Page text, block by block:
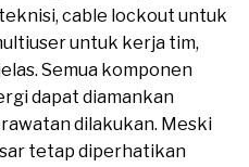
cable lockout untuk
untuk kerja tim,
Semua komponen
dapat diamankan
dilakukan. Meski
tetap diperhatikan